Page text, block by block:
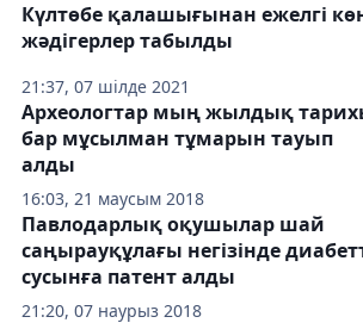
21:37, 07 шілде 2021
Күлтөбе қалашығынан ежелгі
жәдігерлер табылды
16:03, 21 маусым 2018
Археологтар мың жылдық
бар мұсылман тұмарын тауып
алды
21:20, 07 наурыз 2018
Павлодарлық оқушылар шай
саңырауқұлағы негізінде
сусынға патент алды